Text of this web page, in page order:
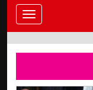
Toggle